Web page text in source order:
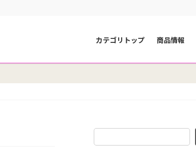
カテゴリトップ 商品情報